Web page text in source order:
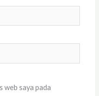
web saya pada